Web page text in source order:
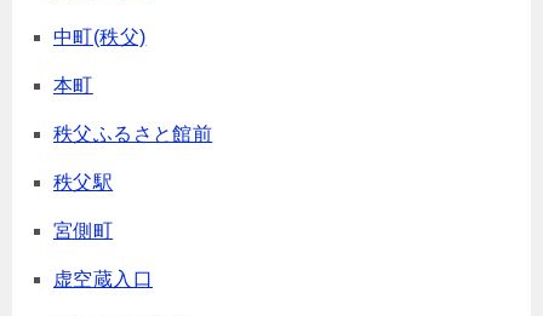
中町(秩父)
本町
秩父ふるさと館前
秩父駅
宮側町
虚空蔵入口